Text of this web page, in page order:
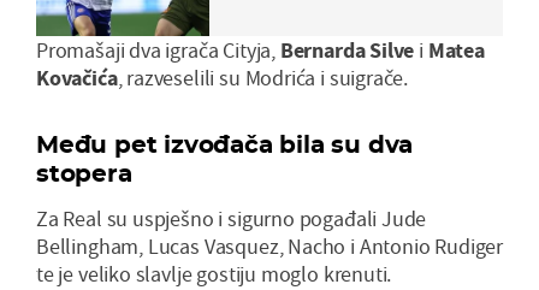
Promašaji dva igrača Cityja, Bernarda Silve i Matea
Kovačića, razveselili su Modrića i suigrače.
Među pet izvođača bila su dva
stopera
Za Real su uspješno i sigurno pogađali Jude
Bellingham, Lucas Vasquez, Nacho i Antonio Rudiger
te je veliko slavlje gostiju moglo krenuti.